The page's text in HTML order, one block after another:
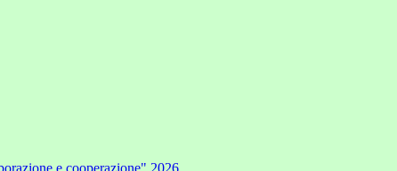
e cooperazione" 2026